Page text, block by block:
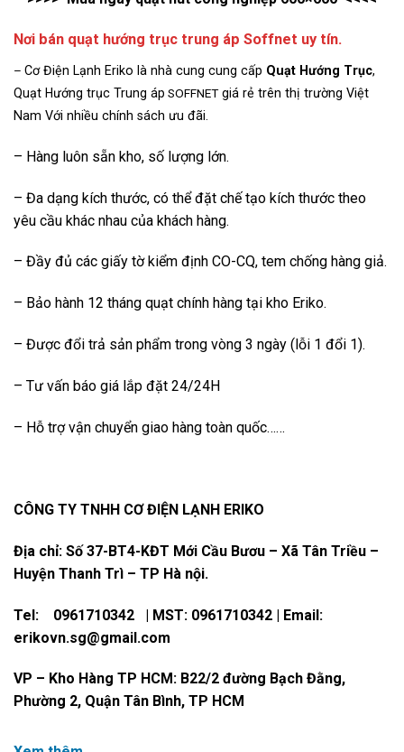
Nơi bán quạt hướng trục trung áp Soffnet uy tín.
– Cơ Điện Lạnh Eriko là nhà cung cung cấp Quạt Hướng Trục,
Quạt Hướng trục Trung áp SOFFNETgiá rẻ trên thị trường Việt
Nam Với nhiều chính sách ưu đãi.
– Hàng luôn sẵn kho, số lượng lớn.
– Đa dạng kích thước, có thể đặt chế tạo kích thước theo
yêu cầu khác nhau của khách hàng.
– Đầy đủ các giấy tờ kiểm định CO-CQ, tem chống hàng giả.
– Bảo hành 12 tháng quạt chính hàng tại kho Eriko.
– Được đổi trả sản phẩm trong vòng 3 ngày (lỗi 1 đổi 1).
– Tư vấn báo giá lắp đặt 24/24H
– Hỗ trợ vận chuyển giao hàng toàn quốc……
CÔNG TY TNHH CƠ ĐIỆN LẠNH ERIKO
Địa chỉ: Số 37-BT4-KĐT Mới Cầu Bươu – Xã Tân Triều –
Huyện Thanh Trì – TP Hà nội.
Tel: 0961710342 | MST: 0961710342 | Email:
erikovn.sg@gmail.com
VP – Kho Hàng TP HCM: B22/2 đường Bạch Đằng,
Phường 2, Quận Tân Bình, TP HCM